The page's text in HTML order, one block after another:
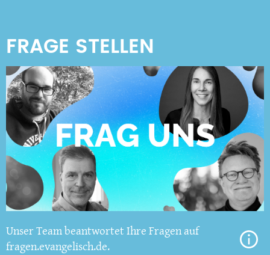
Unser Team beantwortet Ihre Fragen auf
fragen.evangelisch.de.